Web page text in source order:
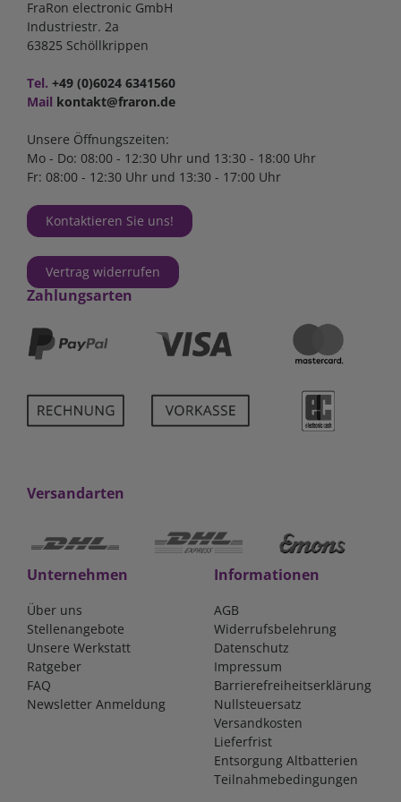
FraRon electronic GmbH
Industriestr. 2a
63825 Schöllkrippen
Tel. +49 (0)6024 6341560
Mail kontakt@fraron.de
Unsere Öffnungszeiten:
Mo - Do: 08:00 - 12:30 Uhr und 13:30 - 18:00 Uhr
Fr: 08:00 - 12:30 Uhr und 13:30 - 17:00 Uhr
Kontaktieren Sie uns!
Vertrag widerrufen
Zahlungsarten
Versandarten
Unternehmen
Über uns
Stellenangebote
Unsere Werkstatt
Ratgeber
FAQ
Newsletter Anmeldung
Informationen
AGB
Widerrufsbelehrung
Datenschutz
Impressum
Barrierefreiheitserklärung
Nullsteuersatz
Versandkosten
Lieferfrist
Entsorgung Altbatterien
Teilnahmebedingungen